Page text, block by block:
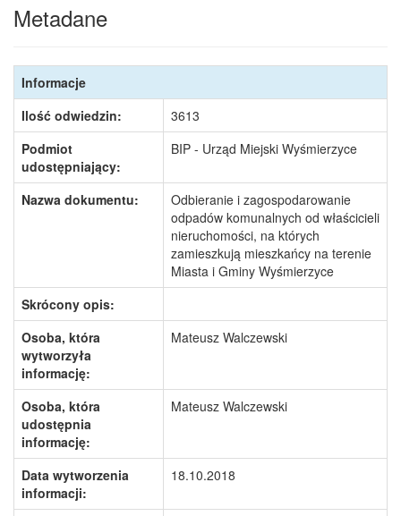
Metadane
Informacje
Ilość odwiedzin:
3613
Podmiot
udostępniający:
BIP - Urząd Miejski Wyśmierzyce
Nazwa dokumentu:
Odbieranie i zagospodarowanie
odpadów komunalnych od właścicieli
nieruchomości, na których
zamieszkują mieszkańcy na terenie
Miasta i Gminy Wyśmierzyce
Skrócony opis:
Osoba, która
wytworzyła
informację:
Mateusz Walczewski
Osoba, która
udostępnia
informację:
Mateusz Walczewski
Data wytworzenia
informacji:
18.10.2018